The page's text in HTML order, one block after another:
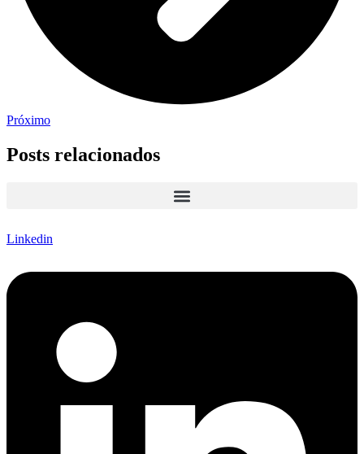
Próximo
Posts relacionados
Linkedin